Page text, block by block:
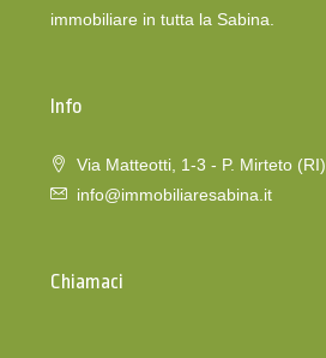
immobiliare in tutta la Sabina.
Info
Via Matteotti, 1-3 - P. Mirteto (RI)
info@immobiliaresabina.it
Chiamaci